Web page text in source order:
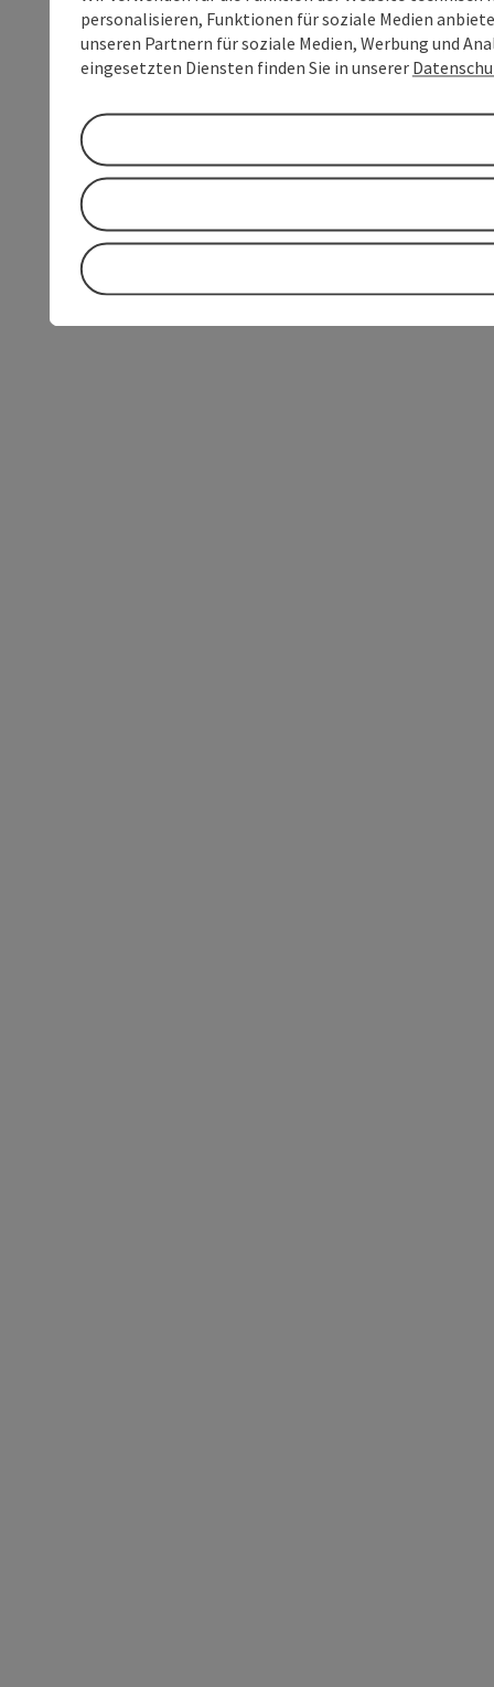
personalisieren, Funktionen für soziale Medien
unseren Partnern für soziale Medien, Werbung und
eingesetzten Diensten finden Sie in unserer